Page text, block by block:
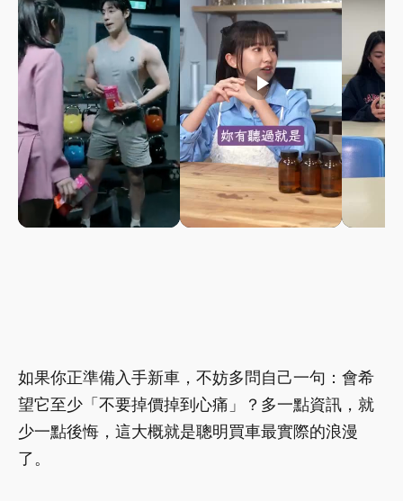
play_arrow play_arrow
如果你正準備入手新車，不妨多問自己一句：會希
望它至少「不要掉價掉到心痛」？多一點資訊，就
少一點後悔，這大概就是聰明買車最實際的浪漫
了。